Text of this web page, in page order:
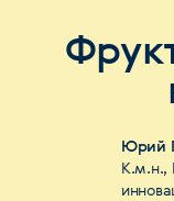
Юрий
К.м.н.,